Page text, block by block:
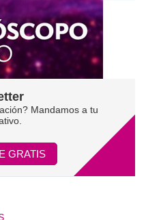
Mandamos a tu
GRATIS